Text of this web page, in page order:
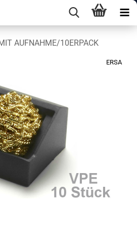
AUFNAHME/10ERPACK
ERSA